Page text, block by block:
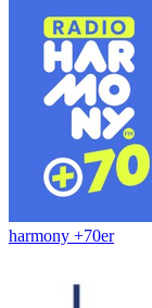
harmony +70er